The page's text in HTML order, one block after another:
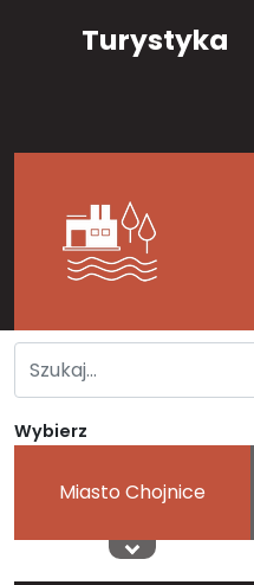
Turystyka
Wybierz
Miasto Chojnice